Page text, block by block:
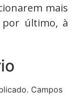
mais
por último, à
Campos